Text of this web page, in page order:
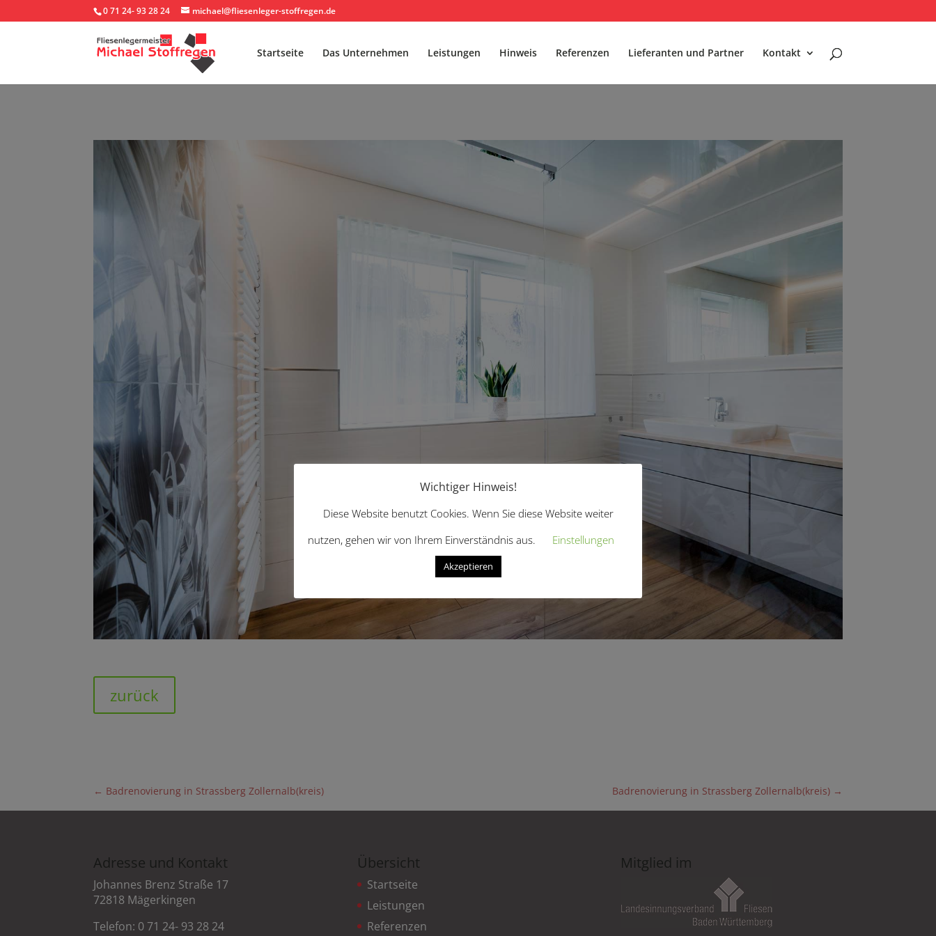
0 71 24- 93 28 24 michael@fliesenleger-stoffregen.de
Startseite Das Unternehmen Leistungen Hinweis Referenzen Lieferanten und Partner Kontakt
zurück
← Badrenovierung in Strassberg Zollernalb(kreis) Badrenovierung in Strassberg Zollernalb(kreis) →
Adresse und Kontakt
Johannes Brenz Straße 17
72818 Mägerkingen
Telefon: 0 71 24- 93 28 24
Übersicht
Startseite
Leistungen
Referenzen
Mitglied im
Wichtiger Hinweis!
Diese Website benutzt Cookies. Wenn Sie diese Website weiter
nutzen, gehen wir von Ihrem Einverständnis aus.
Einstellungen
Akzeptieren